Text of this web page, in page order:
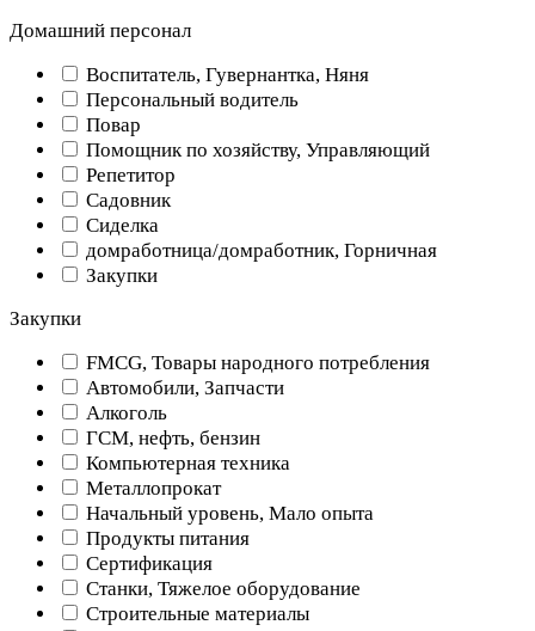
Домашний персонал
Воспитатель, Гувернантка, Няня
Персональный водитель
Повар
Помощник по хозяйству, Управляющий
Репетитор
Садовник
Сиделка
домработница/домработник, Горничная
Закупки
Закупки
FMCG, Товары народного потребления
Автомобили, Запчасти
Алкоголь
ГСМ, нефть, бензин
Компьютерная техника
Металлопрокат
Начальный уровень, Мало опыта
Продукты питания
Сертификация
Станки, Тяжелое оборудование
Строительные материалы